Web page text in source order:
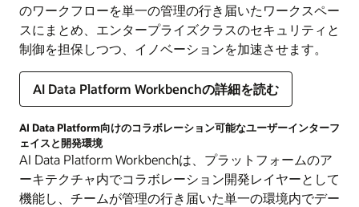
のワークフローを単一の管理の行き届いたワークスペー
スにまとめ、エンタープライズクラスのセキュリティと
制御を担保しつつ、イノベーションを加速させます。
AI Data Platform Workbenchの詳細を読む
AI Data Platform向けのコラボレーション可能なユーザーインターフ
ェイスと開発環境
AI Data Platform Workbenchは、プラットフォームのア
ーキテクチャ内でコラボレーション開発レイヤーとして
機能し、チームが管理の行き届いた単一の環境内でデー